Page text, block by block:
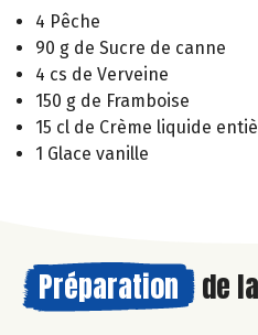
4 Pêche
90 g de Sucre de canne
4 cs de Verveine
150 g de Framboise
15 cl de Crème liquide
1 Glace vanille
Préparation de la